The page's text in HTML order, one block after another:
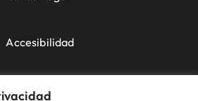
Accesibilidad
de Cookies